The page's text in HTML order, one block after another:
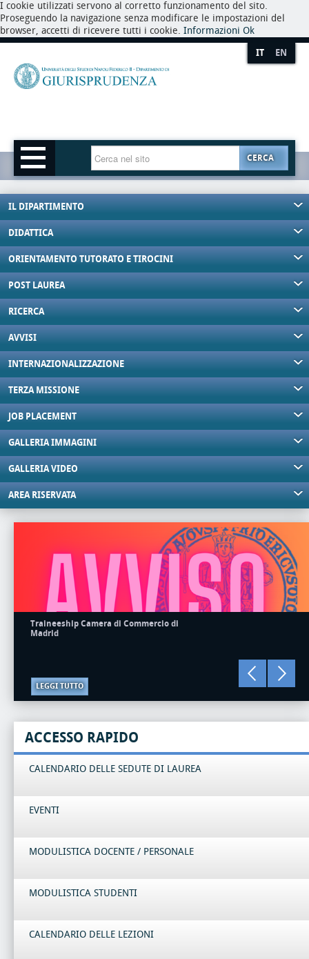
I cookie utilizzati servono al corretto funzionamento del sito.
Proseguendo la navigazione senza modificare le impostazioni del
browser, accetti di ricevere tutti i cookie. Informazioni Ok
IT EN
CERCA
IL DIPARTIMENTO
DIDATTICA
ORIENTAMENTO TUTORATO E TIROCINI
POST LAUREA
RICERCA
AVVISI
INTERNAZIONALIZZAZIONE
TERZA MISSIONE
JOB PLACEMENT
GALLERIA IMMAGINI
GALLERIA VIDEO
AREA RISERVATA
Traineeship Camera di Commercio di
Madrid
LEGGI TUTTO
ACCESSO RAPIDO
CALENDARIO DELLE SEDUTE DI LAUREA
EVENTI
MODULISTICA DOCENTE / PERSONALE
MODULISTICA STUDENTI
CALENDARIO DELLE LEZIONI